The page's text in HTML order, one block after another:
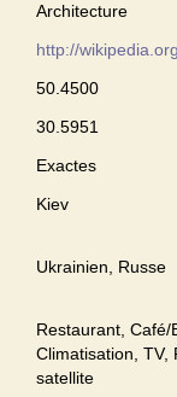
Architecture
http://
50.4500
30.5951
Exactes
Kiev
Ukrainien, Russe
Restaurant, Café/
Climatisation, TV,
satellite